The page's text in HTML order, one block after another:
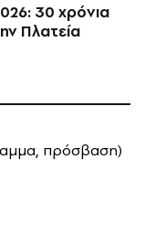
30 χρόνια
Πλατεία
πρόσβαση)